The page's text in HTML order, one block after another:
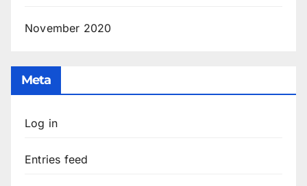
November 2020
Meta
Log in
Entries feed